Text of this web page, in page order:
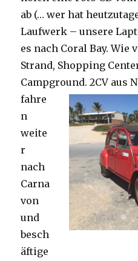
ab (… wer hat
Laufwerk – unsere
es nach Coral Bay. Wie
Strand, Shopping
Campground.2CV aus
fahre
n
weite
r
nach
Carna
von
und
besch
äftige